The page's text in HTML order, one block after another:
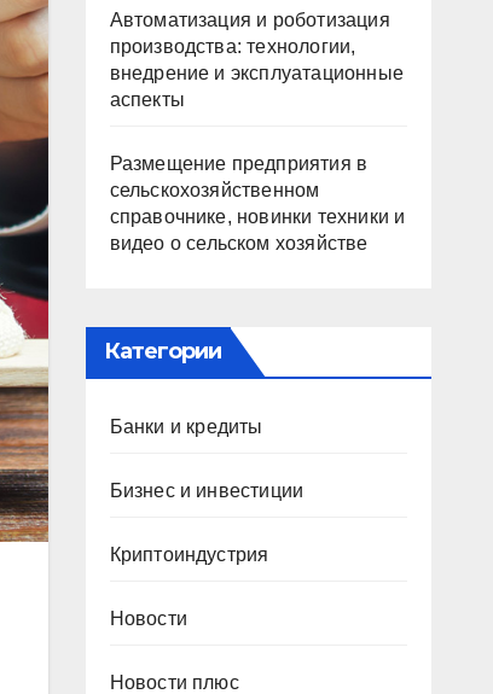
Автоматизация и роботизация
производства: технологии,
внедрение и эксплуатационные
аспекты
Размещение предприятия в
сельскохозяйственном
справочнике, новинки техники и
видео о сельском хозяйстве
Категории
Банки и кредиты
Бизнес и инвестиции
Криптоиндустрия
Новости
Новости плюс